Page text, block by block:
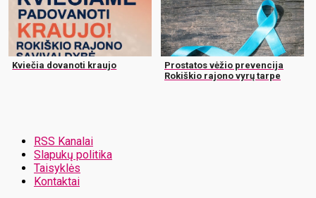
Kviečia dovanoti kraujo
Prostatos vėžio prevencija
Rokiškio rajono vyrų tarpe
RSS Kanalai
Slapukų politika
Taisyklės
Kontaktai